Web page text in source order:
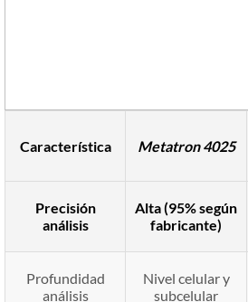
Característica Metatron 4025
Precisión
análisis
Alta (95% según
fabricante)
Profundidad
análisis
Nivel celular y
subcelular